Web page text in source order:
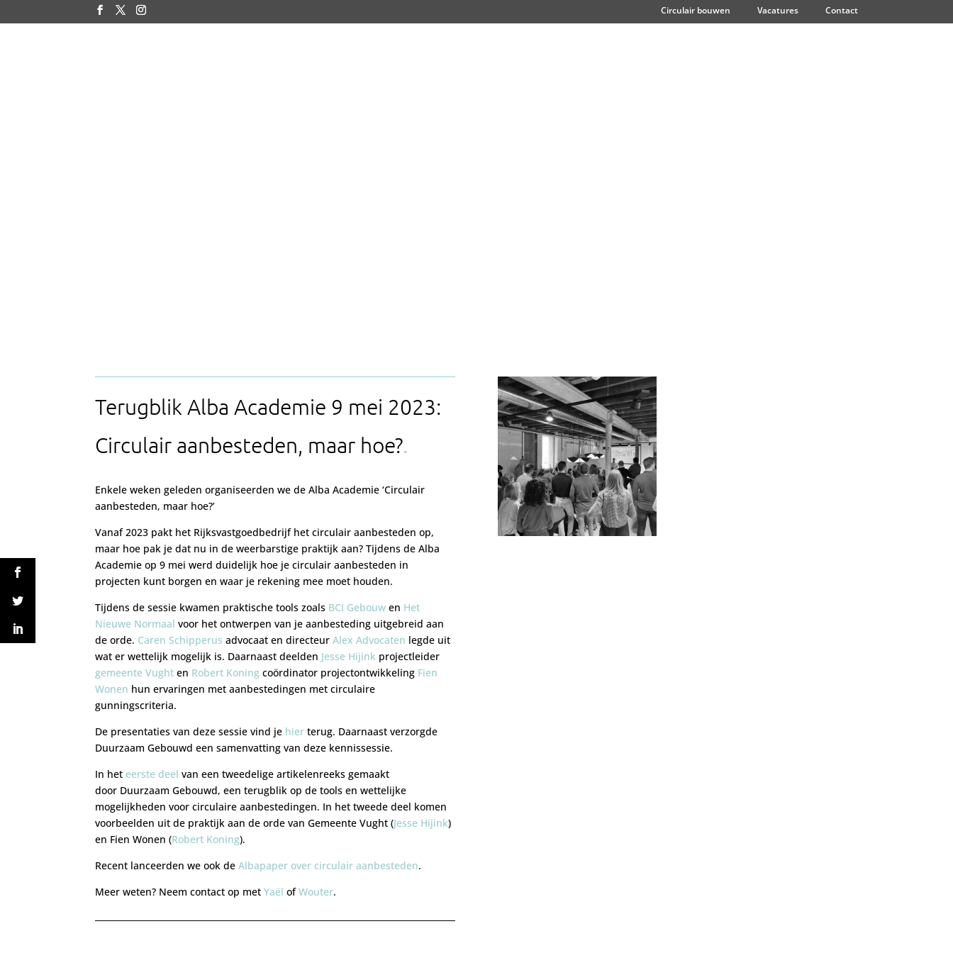
Circulair bouwen Vacatures Contact
Terugblik Alba Academie 9 mei 2023:
Circulair aanbesteden, maar hoe?
Enkele weken geleden organiseerden we de Alba Academie ‘Circulair
aanbesteden, maar hoe?’
Vanaf 2023 pakt het Rijksvastgoedbedrijf het circulair aanbesteden op,
maar hoe pak je dat nu in de weerbarstige praktijk aan? Tijdens de Alba
Academie op 9 mei werd duidelijk hoe je circulair aanbesteden in
projecten kunt borgen en waar je rekening mee moet houden.
Tijdens de sessie kwamen praktische tools zoals BCI Gebouw en Het
Nieuwe Normaalvoor het ontwerpen van je aanbesteding uitgebreid aan
de orde. Caren Schipperus advocaat en directeurAlex Advocaten legde uit
wat er wettelijk mogelijk is. Daarnaast deelden Jesse Hijink projectleider
gemeente Vughten Robert Koning coördinator projectontwikkeling Fien
Wonen hun ervaringen met aanbestedingen met circulaire
gunningscriteria.
De presentaties van deze sessie vind je hier terug. Daarnaast verzorgde
Duurzaam Gebouwd een samenvatting van deze kennissessie.
In het eerste deelvan een tweedelige artikelenreeks gemaakt
door Duurzaam Gebouwd, een terugblik op de tools en wettelijke
mogelijkheden voor circulaire aanbestedingen. In het tweede deel komen
voorbeelden uit de praktijk aan de orde van Gemeente Vught (Jesse Hijink)
en Fien Wonen (Robert Koning).
Recent lanceerden we ook deAlbapaper over circulair aanbesteden.
Meer weten? Neem contact op metYaël ofWouter.